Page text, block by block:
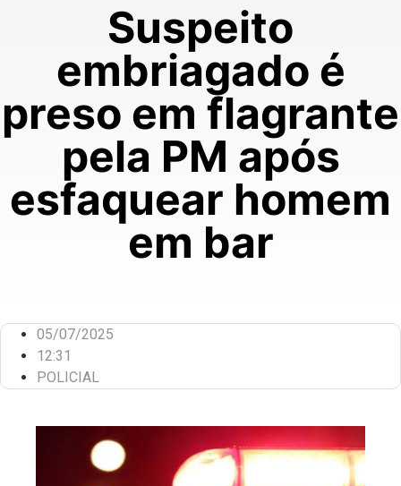
Suspeito
embriagado é
preso em flagrante
pela PM após
esfaquear homem
em bar
05/07/2025
12:31
POLICIAL